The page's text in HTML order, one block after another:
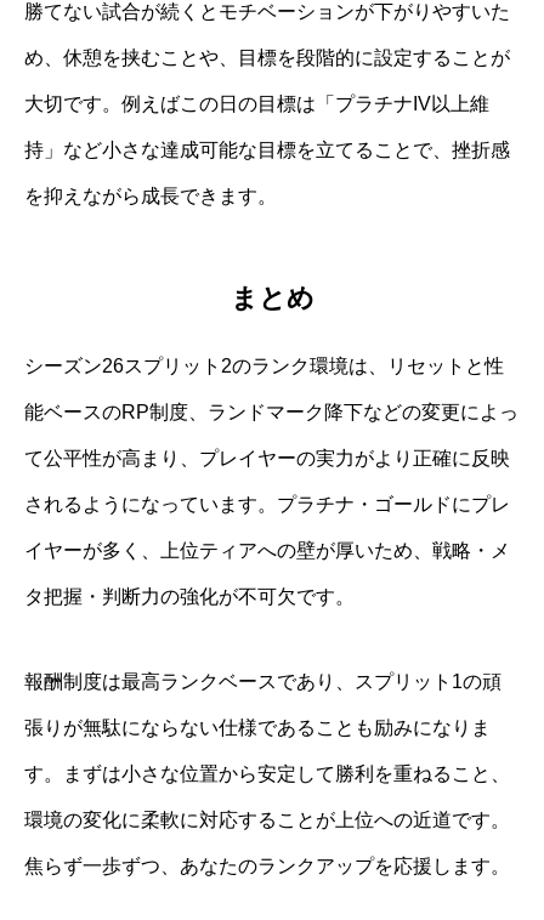
勝てない試合が続くとモチベーションが下がりやすいた
め、休憩を挟むことや、目標を段階的に設定することが
大切です。例えばこの日の目標は「プラチナIV以上維
持」など小さな達成可能な目標を立てることで、挫折感
を抑えながら成長できます。
まとめ
シーズン26スプリット2のランク環境は、リセットと性
能ベースのRP制度、ランドマーク降下などの変更によっ
て公平性が高まり、プレイヤーの実力がより正確に反映
されるようになっています。プラチナ・ゴールドにプレ
イヤーが多く、上位ティアへの壁が厚いため、戦略・メ
タ把握・判断力の強化が不可欠です。
報酬制度は最高ランクベースであり、スプリット1の頑
張りが無駄にならない仕様であることも励みになりま
す。まずは小さな位置から安定して勝利を重ねること、
環境の変化に柔軟に対応することが上位への近道です。
焦らず一歩ずつ、あなたのランクアップを応援します。